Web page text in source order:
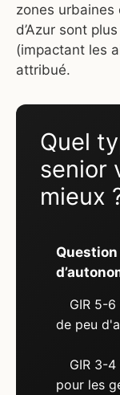
zones urbaines
d’Azur sont
(impactant les
attribué.
Quel
senior
mieux
Question
GIR 5-
de peu
GIR 3-
pour les